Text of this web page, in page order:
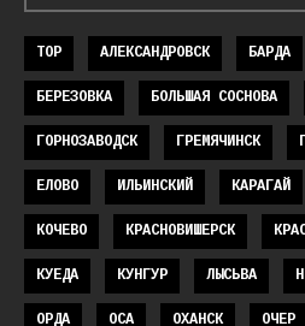
TOP АЛЕКСАНДРОВСК БАРДА
БЕРЕЗОВКА БОЛЬШАЯ СОСНОВА
ГОРНОЗАВОДСК ГРЕМЯЧИНСК
ЕЛОВО ИЛЬИНСКИЙ КАРАГАЙ
КОЧЕВО КРАСНОВИШЕРСК
КУЕДА КУНГУР ЛЫСЬВА
ОРДА ОСА ОХАНСК ОЧЕР